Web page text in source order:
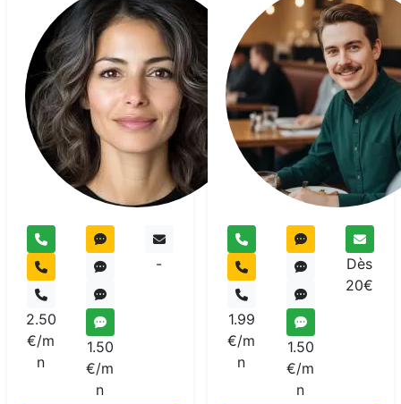
Sirina
pur
2.50
€/m
n
1.50
€/m
n
-
1.99
€/m
n
1.50
€/m
n
Dès
20€